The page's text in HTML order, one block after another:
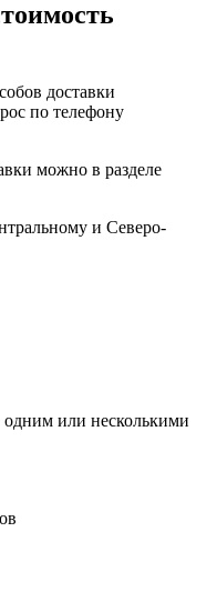
доставки
по телефону
можно в разделе
и Северо-
или несколькими